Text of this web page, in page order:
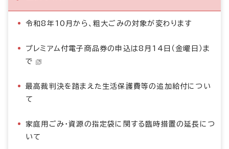
令和8年10月から、粗大ごみの対象が変わります
プレミアム付電子商品券の申込は8月14日（金曜日）ま
で
最高裁判決を踏まえた生活保護費等の追加給付につい
て
家庭用ごみ・資源の指定袋に関する臨時措置の延長につ
いて